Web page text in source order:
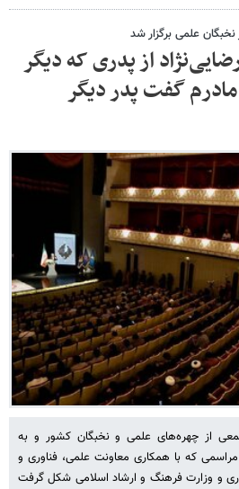
علمی برگزار شد
از پدری که دیگر
گفت پدر دیگر
از چهره‌های علمی و نخبگان کشور و به
مراسمی که با همکاری معاونت علمی، فناوری و
و وزارت فرهنگ و ارشاد اسلامی شکل گرفت